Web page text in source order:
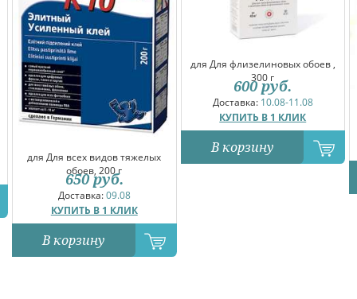
для Для всех видов тяжелых
обоев, 200 г
Доставка:09.08
КУПИТЬ В 1 КЛИК
650 руб.
В корзину
для Для флизелиновых обоев ,
300 г
Доставка: 10.08-11.08
КУПИТЬ В 1 КЛИК
600 руб.
В корзину